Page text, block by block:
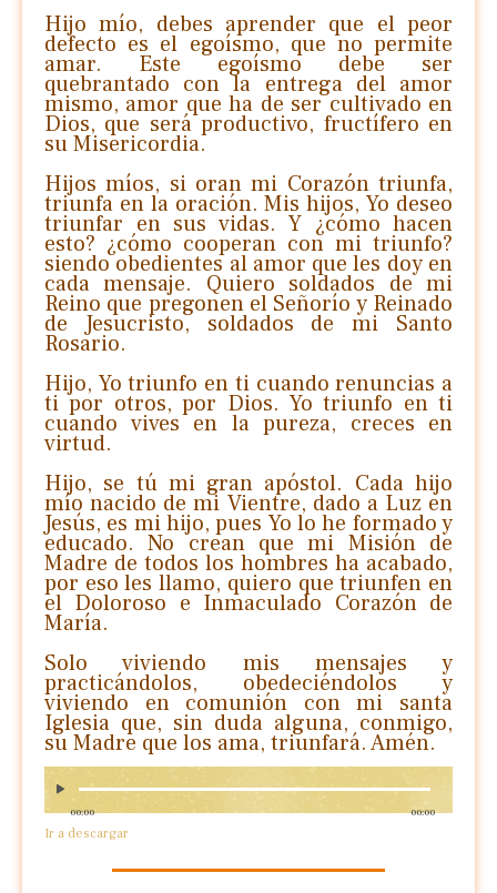
Hijo mío, debes aprender que el peor
defecto es el egoísmo, que no permite
amar. Este egoísmo debe ser
quebrantado con la entrega del amor
mismo, amor que ha de ser cultivado en
Dios, que será productivo, fructífero en
su Misericordia.
Hijos míos, si oran mi Corazón triunfa,
triunfa en la oración. Mis hijos, Yo deseo
triunfar en sus vidas. Y ¿cómo hacen
esto? ¿cómo cooperan con mi triunfo?
siendo obedientes al amor que les doy en
cada mensaje. Quiero soldados de mi
Reino que pregonen el Señorío y Reinado
de Jesucristo, soldados de mi Santo
Rosario.
Hijo, Yo triunfo en ti cuando renuncias a
ti por otros, por Dios. Yo triunfo en ti
cuando vives en la pureza, creces en
virtud.
Hijo, se tú mi gran apóstol. Cada hijo
mío nacido de mi Vientre, dado a Luz en
Jesús, es mi hijo, pues Yo lo he formado y
educado. No crean que mi Misión de
Madre de todos los hombres ha acabado,
por eso les llamo, quiero que triunfen en
el Doloroso e Inmaculado Corazón de
María.
Solo viviendo mis mensajes y
practicándolos, obedeciéndolos y
viviendo en comunión con mi santa
Iglesia que, sin duda alguna, conmigo,
su Madre que los ama, triunfará. Amén.
00:00 00:00
Ir a descargar